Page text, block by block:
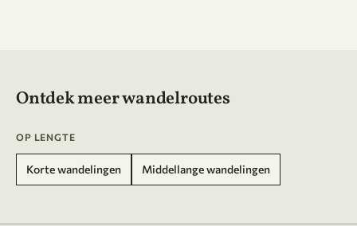
Ontdek meer wandelroutes
OP LENGTE
Korte wandelingen Middellange wandelingen